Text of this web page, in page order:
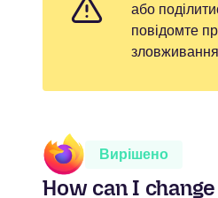
або
повідомте
Вирішено
How can I